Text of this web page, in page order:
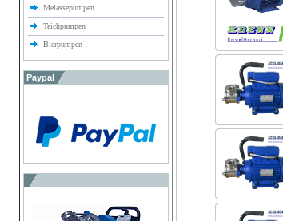
Melassepumpen
Teichpumpen
Bierpumpen
Paypal